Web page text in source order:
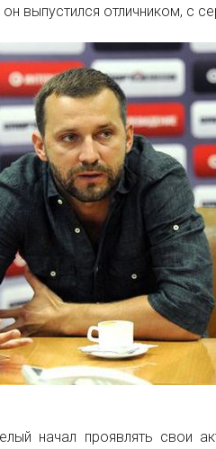
выпустился отличником, с
начал проявлять свои